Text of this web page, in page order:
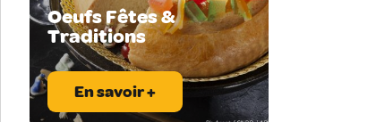
Oeufs Fêtes &
Traditions
En savoir +